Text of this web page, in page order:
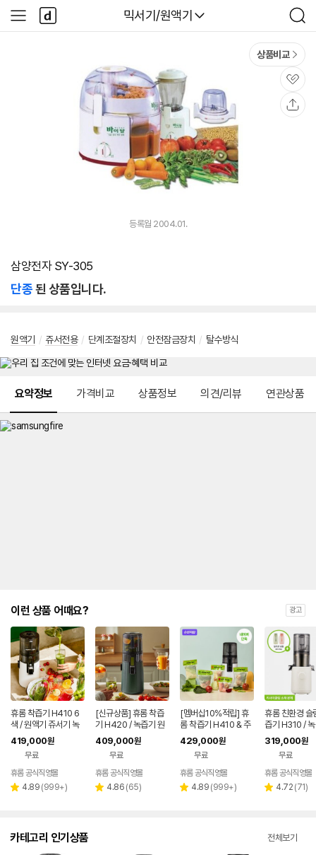
다나와
믹서기/원액기
검
색
사
이
다
나
와
상품비교
관
심
등록월 2004.01.
삼양전자 SY-305
단종된 상품입니다.
원액기 / 쥬서전용 / 단계조절장치 / 안전잠금장치 / 탈수방식
요약정보 가격비교 상품정보 의견/리뷰 연관상품
이런 상품 어때요? 광고
휴롬 착즙기 H410 6
색 / 원액기 쥬서기 녹
즙기
419,000원
무료
휴롬 공식직영몰
별 4.89 리
(999+)
[신규상품] 휴롬 착즙
기 H420 / 녹즙기 원
액기 쥬서기 엔자임주
스
409,000원
무료
휴롬 공식직영몰
별 4.86 리
(65)
[멤버십10%적립] 휴
롬 착즙기 H410 & 주
스키트 5팩 세트 / 원액
기 쥬서기 녹즙기
429,000원
무료
휴롬 공식직영몰
별 4.89 리
(999+)
휴롬 친환경 슬
즙기 H310 /
원액기 쥬서기
주스
319,000원
무료
휴롬 공식직영몰
별 4.72 리
(71)
카테고리 인기상품 전체보기